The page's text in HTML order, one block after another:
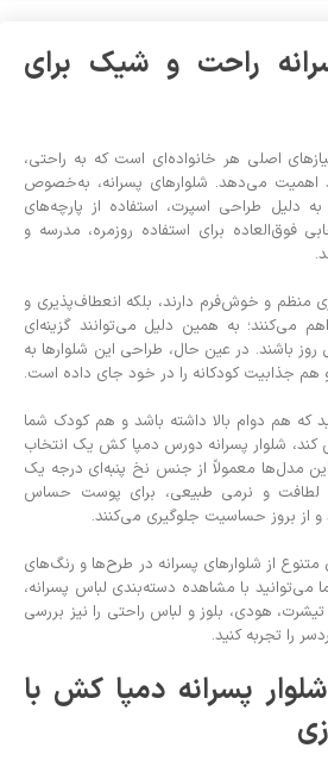
راحت و شیک برای
اصلی هر خانواده‌ای است که به راحتی،
اهمیت می‌دهد. شلوارهای پسرانه، به‌خصوص
طراحی اسپرت، استفاده از پارچه‌های
فوق‌العاده برای استفاده روزمره، مدرسه و
منظم و خوش‌فرم دارند، بلکه انعطاف‌پذیری و
می‌کنند؛ به همین دلیل می‌توانند گزینه‌ای
باشند. در عین حال، طراحی این شلوارها به
جذابیت کودکانه را در خود جای داده است.
که هم دوام بالا داشته باشد و هم کودک شما
شلوار پسرانه دورس دمپا کش یک انتخاب
مدل‌ها معمولاً از جنس نخ پنبه‌ای درجه یک
لطافت و نرمی طبیعی، برای پوست حساس
از بروز حساسیت جلوگیری می‌کنند.
از شلوارهای پسرانه در طرح‌ها و رنگ‌های
با مشاهده دسته‌بندی لباس پسرانه،
هودی، بلوز و لباس راحتی را نیز بررسی
را تجربه کنید.
پسرانه دمپا کش با